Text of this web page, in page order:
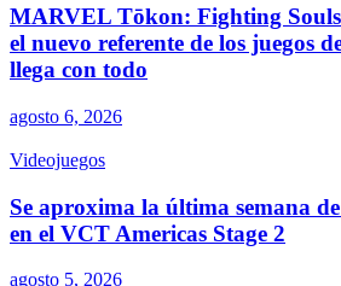
MARVEL Tōkon: Fighting Souls
el nuevo referente de los juegos
llega con todo
agosto 6, 2026
Videojuegos
Se aproxima la última semana
en el VCT Americas Stage 2
agosto 5, 2026